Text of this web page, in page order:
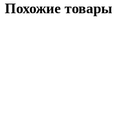
Похожие товары